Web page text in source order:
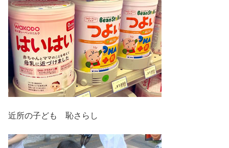
近所の子ども 恥さらし